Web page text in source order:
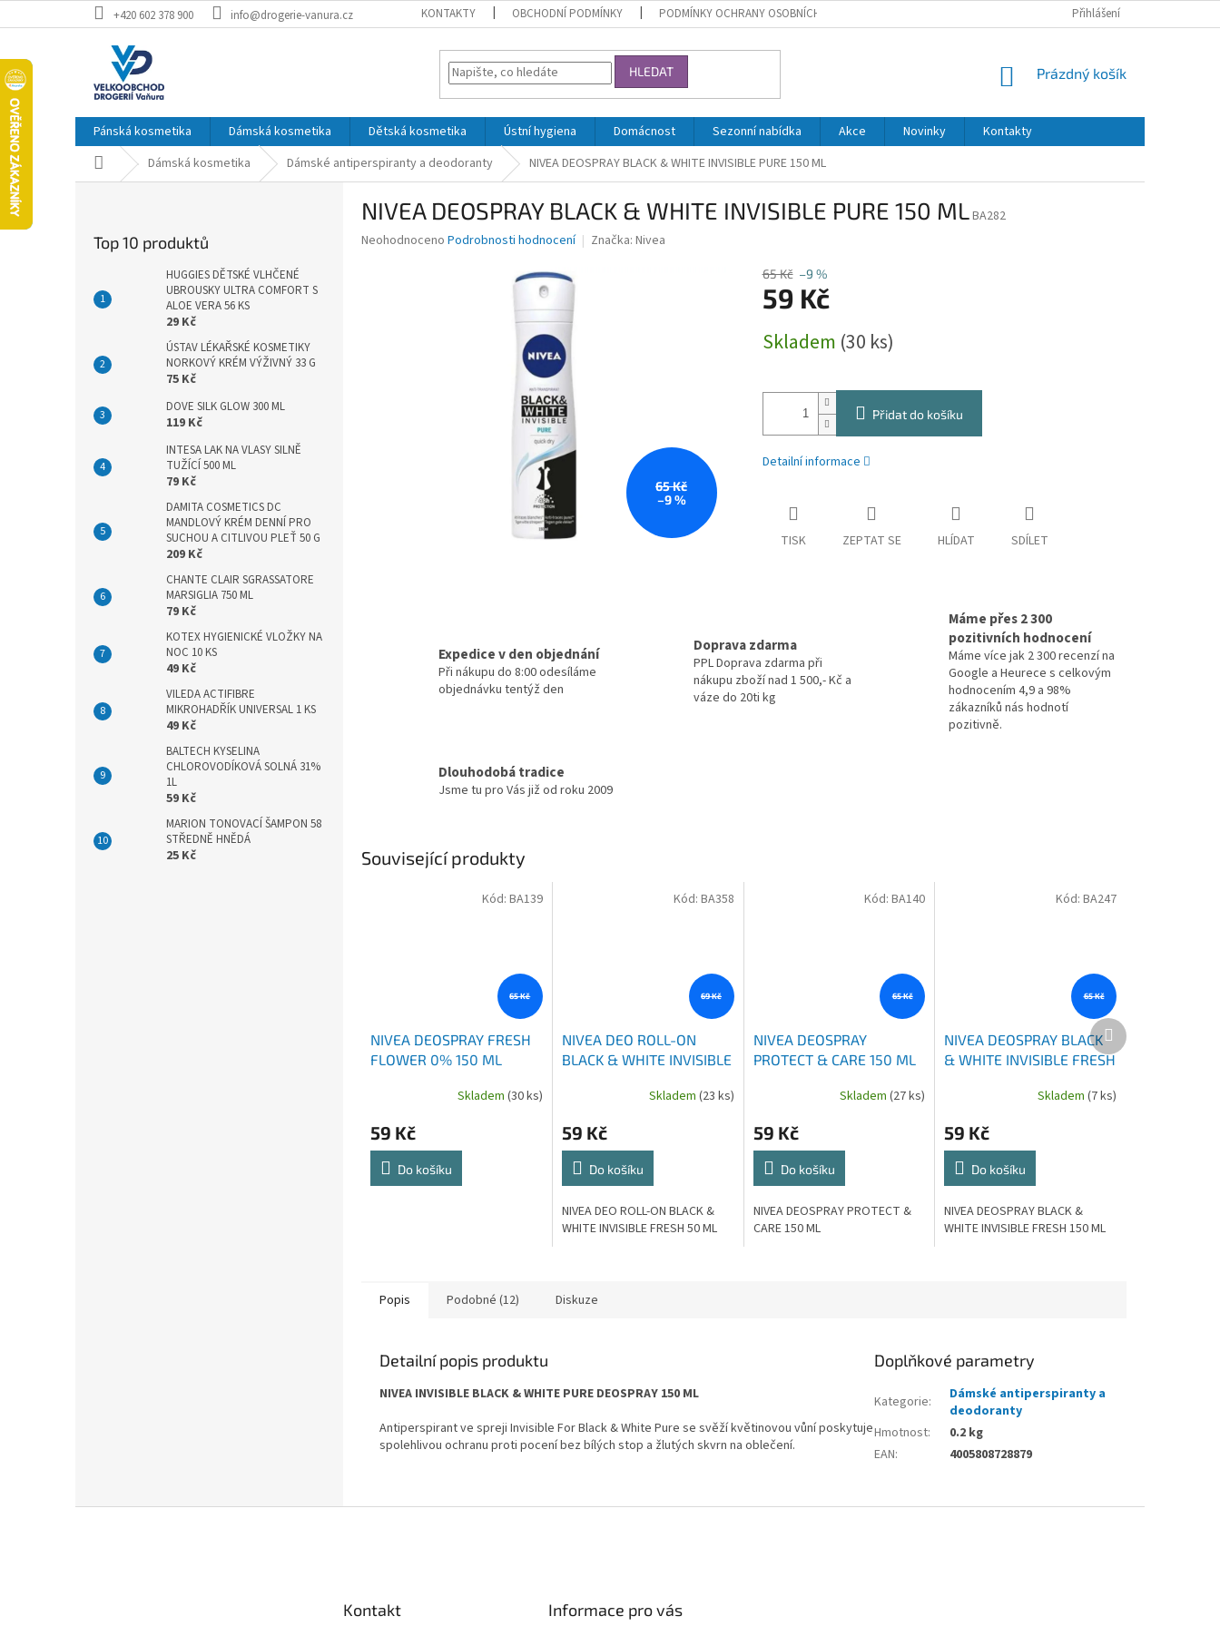
na
+420 602 378 900 info@drogerie-vanura.cz KONTAKTY OBCHODNÍ PODMÍNKY PODMÍNKY OCHRANY OSOBNÍCH ÚDAJŮ Přihlášení
HLEDAT
NÁKUPNÍ
Prázdný košík
Pánská kosmetika Dámská kosmetika Dětská kosmetika Ústní hygiena Domácnost Sezonní nabídka Akce Novinky
Kontakty
Domů Dámská kosmetika Dámské antiperspiranty a deodoranty NIVEA DEOSPRAY BLACK & WHITE INVISIBLE PURE 150 ML
Top 10 produktů
HUGGIES DĚTSKÉ VLHČENÉ
UBROUSKY ULTRA COMFORT S
ALOE VERA 56 KS
29 Kč
ÚSTAV LÉKAŘSKÉ KOSMETIKY
NORKOVÝ KRÉM VÝŽIVNÝ 33 G
75 Kč
DOVE SILK GLOW 300 ML
119 Kč
INTESA LAK NA VLASY SILNĚ
TUŽÍCÍ 500 ML
79 Kč
DAMITA COSMETICS DC
MANDLOVÝ KRÉM DENNÍ PRO
SUCHOU A CITLIVOU PLEŤ 50 G
209 Kč
CHANTE CLAIR SGRASSATORE
MARSIGLIA 750 ML
79 Kč
KOTEX HYGIENICKÉ VLOŽKY NA
NOC 10 KS
49 Kč
VILEDA ACTIFIBRE
MIKROHADŘÍK UNIVERSAL 1 KS
49 Kč
BALTECH KYSELINA
CHLOROVODÍKOVÁ SOLNÁ 31%
1L
59 Kč
MARION TONOVACÍ ŠAMPON 58
STŘEDNĚ HNĚDÁ
25 Kč
NIVEA DEOSPRAY BLACK & WHITE INVISIBLE PURE 150 MLBA282
Průměrné
Neohodnoceno Podrobnosti hodnocení Značka: Nivea
65 Kč
–9 %
65 Kč –9 %
59 Kč
cena:
Skladem (30 ks)
Přidat do košíku
Detailní informace
TISK ZEPTAT SE HLÍDAT SDÍLET
Expedice v den objednání
Při nákupu do 8:00 odesíláme
objednávku tentýž den
Doprava zdarma
PPL Doprava zdarma při
nákupu zboží nad 1 500,- Kč a
váze do 20ti kg
Máme přes 2 300
pozitivních hodnocení
Máme více jak 2 300 recenzí na
Google a Heurece s celkovým
hodnocením 4,9 a 98%
zákazníků nás hodnotí
pozitivně.
Dlouhodobá tradice
Jsme tu pro Vás již od roku 2009
Související produkty
65 Kč
NIVEA DEOSPRAY FRESH
FLOWER 0% 150 ML
Skladem (30 ks)
59 Kč
Do košíku
Kód: BA139
69 Kč
NIVEA DEO ROLL-ON
BLACK & WHITE INVISIBLE
Skladem (23 ks)
59 Kč
Do košíku
NIVEA DEO ROLL-ON BLACK &
WHITE INVISIBLE FRESH 50 ML
Kód: BA358
65 Kč
NIVEA DEOSPRAY
PROTECT & CARE 150 ML
Skladem(27 ks)
59 Kč
Do košíku
NIVEA DEOSPRAY PROTECT &
CARE 150 ML
Kód:BA140
65 Kč
NIVEA DEOSPRAY BLACK
& WHITE INVISIBLE FRESH
Skladem (7 ks)
59 Kč
Do košíku
NIVEA DEOSPRAY BLACK &
WHITE INVISIBLE FRESH 150 ML
Kód: BA247
Další
produkt
Popis Podobné (12) Diskuze
Detailní popis produktu
NIVEA INVISIBLE BLACK & WHITE PURE DEOSPRAY 150 ML
Antiperspirant ve spreji Invisible For Black & White Pure se svěží květinovou vůní poskytuje
spolehlivou ochranu proti pocení bez bílých stop a žlutých skvrn na oblečení.
Doplňkové parametry
Kategorie:
Dámské antiperspiranty a
deodoranty
Hmotnost:
0.2 kg
EAN: 4005808728879
Kontakt Informace pro vás